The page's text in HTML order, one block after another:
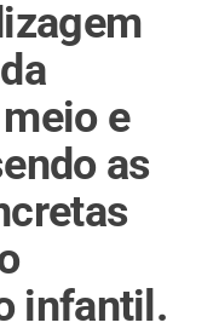
e
as
infantil.